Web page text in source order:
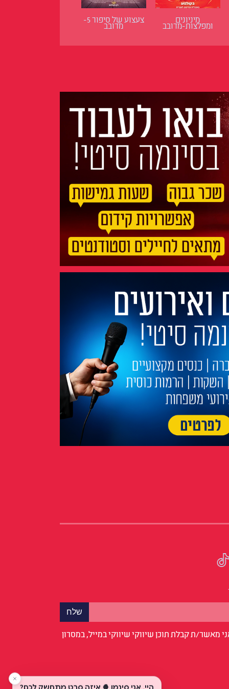
מיניונים
ומפלצות-מדובב
צעצוע של סיפור 5-
מדובב
מאשר/ת קבלת תוכן שיווקי שיווקי במייל, במסרון